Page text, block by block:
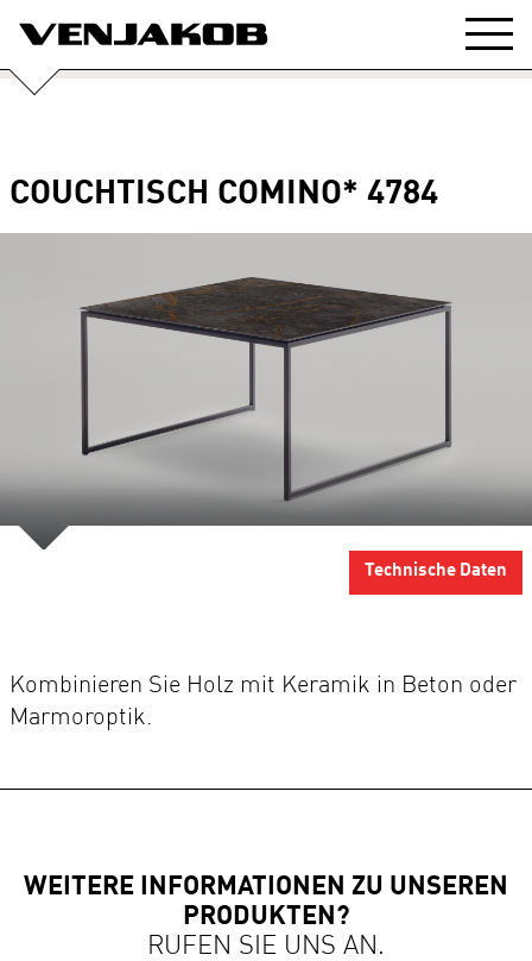
COUCHTISCH COMINO* 4784
Technische Daten
Kombinieren Sie Holz mit Keramik in Beton oder
Marmoroptik.
WEITERE INFORMATIONEN ZU UNSEREN
PRODUKTEN?
RUFEN SIE UNS AN.